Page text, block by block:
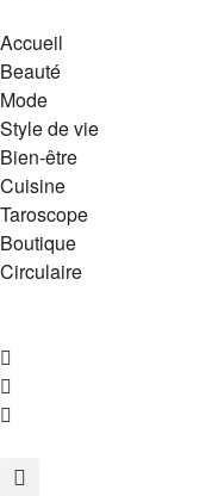
Accueil
Beauté
Mode
Style de vie
Bien-être
Cuisine
Taroscope
Boutique
Circulaire